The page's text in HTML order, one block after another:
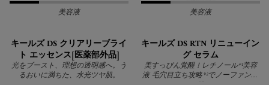
美容液
キールズ DS クリアリーブライ
ト エッセンス[医薬部外品]
光をブースト、理想の透明感へ。う
るおいに満ちた、水光ツヤ肌。
美容液
キールズ DS RTN リニューイン
グ セラム
美すっぴん覚醒！レチノール*¹美容
液 毛穴目立ち攻略*²でノーファンデ